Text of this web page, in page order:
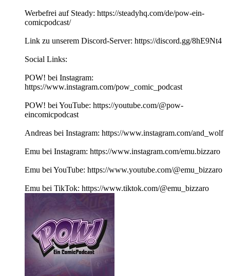
Werbefrei auf Steady: https://steadyhq.com/de/pow-ein-
comicpodcast/
Link zu unserem Discord-Server: https://discord.gg/8hE9Nt4
Social Links:
POW! bei Instagram:
https://www.instagram.com/pow_comic_podcast
POW! bei YouTube: https://youtube.com/@pow-
eincomicpodcast
Andreas bei Instagram: https://www.instagram.com/and_wolf
Emu bei Instagram: https://www.instagram.com/emu.bizzaro
Emu bei YouTube: https://www.youtube.com/@emu_bizzaro
Emu bei TikTok: https://www.tiktok.com/@emu_bizzaro